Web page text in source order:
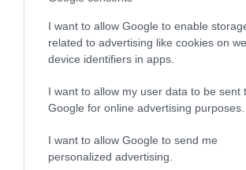
I want to allow Google to enable
related to advertising like cookies on
device identifiers in apps.
I want to allow my user data to be sent
Google for online advertising purposes.
I want to allow Google to send me
personalized advertising.
επαγγελματικό ακουστικό με
για συνομιλίες όσο και για μουσική.
δουλεύει απευθείας μόλις βγει από
Απλώς συνδεθείτε στον υπολογιστή
USB-A ή USB-C αντάπτορα που